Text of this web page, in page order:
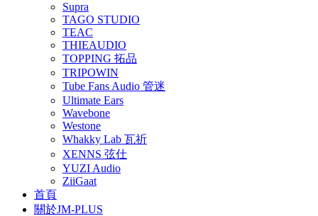
Supra
TAGO STUDIO
TEAC
THIEAUDIO
TOPPING 拓品
TRIPOWIN
Tube Fans Audio 管迷
Ultimate Ears
Wavebone
Westone
Whakky Lab 瓦祈
XENNS 弦仕
YUZI Audio
ZiiGaat
首頁
關於JM-PLUS